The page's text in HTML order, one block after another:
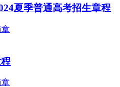
夏季普通高考招生章程